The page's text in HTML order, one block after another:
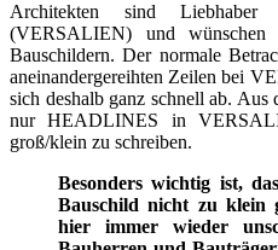
Architekten sind Liebhaber
(VERSALIEN) und
Bauschildern. Der normale
aneinandergereihten Zeilen bei
sich deshalb ganz schnell ab.
nur HEADLINES in
groß/klein zu schreiben.
Besonders wichtig ist,
Bauschild nicht zu klein
hier immer wieder